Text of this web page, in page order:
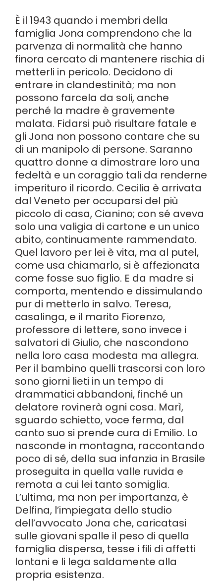
È il 1943 quando i membri della
famiglia Jona comprendono che la
parvenza di normalità che hanno
finora cercato di mantenere rischia di
metterli in pericolo. Decidono di
entrare in clandestinità; ma non
possono farcela da soli, anche
perché la madre è gravemente
malata. Fidarsi può risultare fatale e
gli Jona non possono contare che su
di un manipolo di persone. Saranno
quattro donne a dimostrare loro una
fedeltà e un coraggio tali da renderne
imperituro il ricordo. Cecilia è arrivata
dal Veneto per occuparsi del più
piccolo di casa, Cianino; con sé aveva
solo una valigia di cartone e un unico
abito, continuamente rammendato.
Quel lavoro per lei è vita, ma al putel,
come usa chiamarlo, si è affezionata
come fosse suo figlio. E da madre si
comporta, mentendo e dissimulando
pur di metterlo in salvo. Teresa,
casalinga, e il marito Fiorenzo,
professore di lettere, sono invece i
salvatori di Giulio, che nascondono
nella loro casa modesta ma allegra.
Per il bambino quelli trascorsi con loro
sono giorni lieti in un tempo di
drammatici abbandoni, finché un
delatore rovinerà ogni cosa. Marì,
sguardo schietto, voce ferma, dal
canto suo si prende cura di Emilio. Lo
nasconde in montagna, raccontando
poco di sé, della sua infanzia in Brasile
proseguita in quella valle ruvida e
remota a cui lei tanto somiglia.
L’ultima, ma non per importanza, è
Delfina, l’impiegata dello studio
dell’avvocato Jona che, caricatasi
sulle giovani spalle il peso di quella
famiglia dispersa, tesse i fili di affetti
lontani e li lega saldamente alla
propria esistenza.